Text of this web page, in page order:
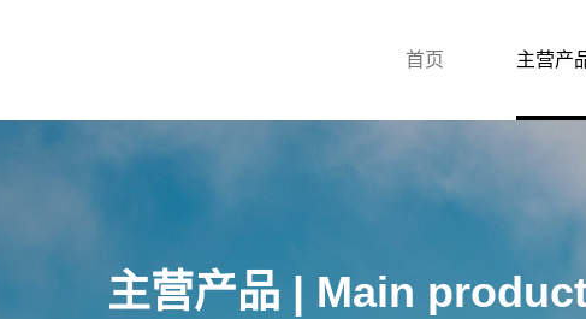
首页 主营产
主营产品 | Main